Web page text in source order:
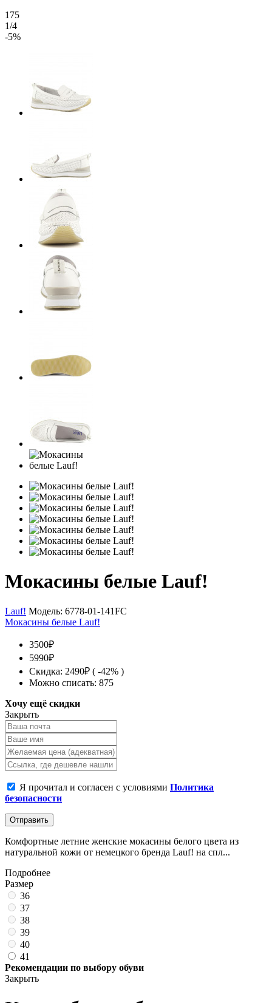
175
1/4
-5%
Мокасины белые Lauf!
Lauf! Модель: 6778-01-141FC
Мокасины белые Lauf!
3500₽
5990₽
Скидка: 2490₽ ( -42% )
Можно списать: 875
Хочу ещё скидки
Закрыть
Я прочитал и согласен с условиями Политика
безопасности
Отправить
Комфортные летние женские мокасины белого цвета из
натуральной кожи от немецкого бренда Lauf! на спл...
Подробнее
Размер
36
37
38
39
40
41
Рекомендации по выбору обуви
Закрыть